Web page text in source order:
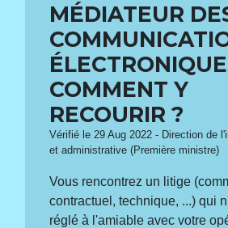
MÉDIATEUR
COMMENT Y
RECOURIR ?
Vérifié le 29 Aug 2022 - Direction de
et administrative (Première ministre)
Vous rencontrez un litige
contractuel, technique, ...) qui
réglé à l'amiable avec votre